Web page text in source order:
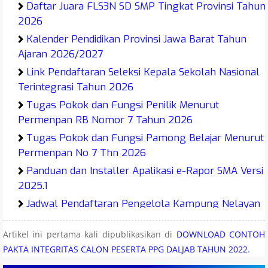
Daftar Juara FLS3N SD SMP Tingkat Provinsi Tahun
2026
Kalender Pendidikan Provinsi Jawa Barat Tahun
Ajaran 2026/2027
Link Pendaftaran Seleksi Kepala Sekolah Nasional
Terintegrasi Tahun 2026
Tugas Pokok dan Fungsi Penilik Menurut
Permenpan RB Nomor 7 Tahun 2026
Tugas Pokok dan Fungsi Pamong Belajar Menurut
Permenpan No 7 Thn 2026
Panduan dan Installer Apalikasi e-Rapor SMA Versi
2025.1
Jadwal Pendaftaran Pengelola Kampung Nelayan
Merah Putih (KNMP) Tahun 2026
Juknis O2SN SMA MA SMK Tahun 2026
Juknis O2SN SMP MTs Tahun 2026
Artikel ini pertama kali dipublikasikan di DOWNLOAD CONTOH
PAKTA INTEGRITAS CALON PESERTA PPG DALJAB TAHUN 2022.